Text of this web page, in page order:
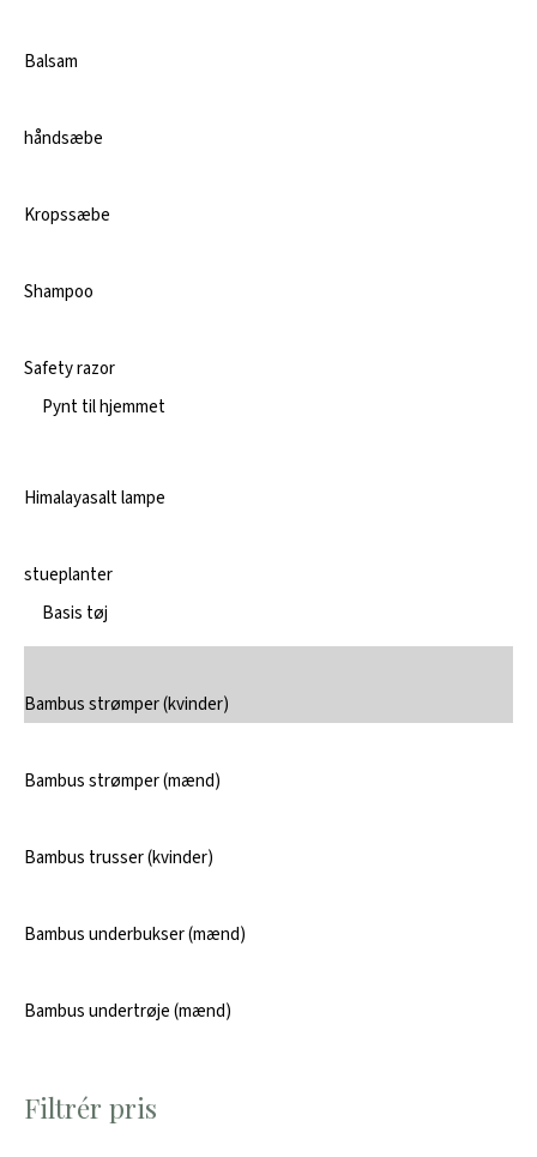
Balsam
håndsæbe
Kropssæbe
Shampoo
Safety razor
Pynt til hjemmet
Himalayasalt lampe
stueplanter
Basis tøj
Bambus strømper (kvinder)
Bambus strømper (mænd)
Bambus trusser (kvinder)
Bambus underbukser (mænd)
Bambus undertrøje (mænd)
Filtrér pris